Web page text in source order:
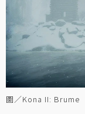
圖／Kona II: Brume